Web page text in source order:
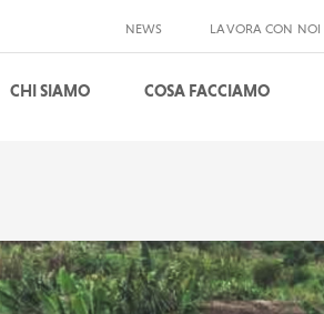
NEWS LAVORA CON NOI
CHI SIAMO COSA FACCIAMO